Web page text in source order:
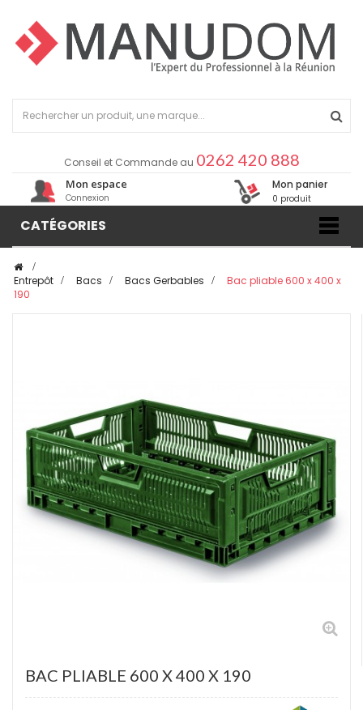
Conseil et Commande au 0262 420 888
Mon espace
Connexion
Mon panier
0 produit
CATÉGORIES
Entrepôt
Bacs Bacs Gerbables
Bac pliable 600 x 400 x
190
BAC PLIABLE 600 X 400 X 190